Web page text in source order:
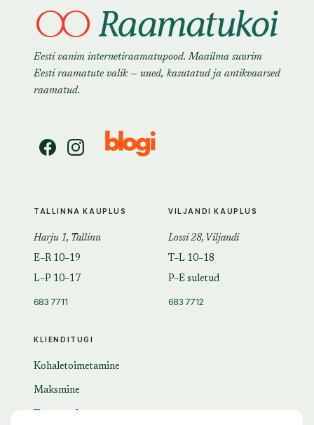
Eesti vanim internetiraamatupood. Maailma suurim
Eesti raamatute valik — uued, kasutatud ja antikvaarsed
raamatud.
KLIENDITUGI
Kohaletoimetamine
Maksmine
TALLINNA KAUPLUS
Harju 1, Tallinn
E–R 10–19
L–P 10–17
683 7711
VILJANDI KAUPLUS
Lossi 28, Viljandi
T–L 10–18
P–E suletud
683 7712